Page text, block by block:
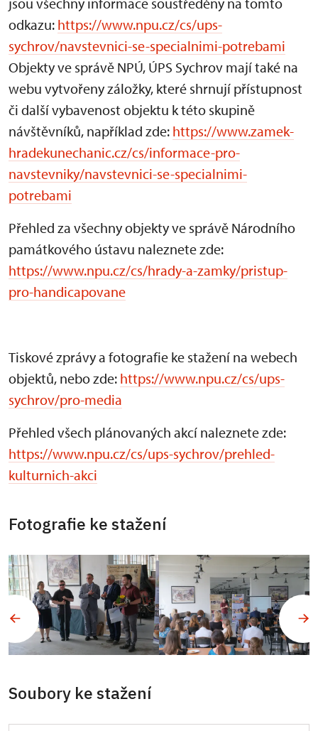
odkazu: https://www.npu.cz/cs/ups-
sychrov/navstevnici-se-specialnimi-potrebami
Objekty ve správě NPÚ, ÚPS Sychrov mají také na
webu vytvořeny záložky, které shrnují přístupnost
či další vybavenost objektu k této skupině
návštěvníků, například zde: https://www.zamek-
hradekunechanic.cz/cs/informace-pro-
navstevniky/navstevnici-se-specialnimi-
potrebami
Přehled za všechny objekty ve správě Národního
památkového ústavu naleznete zde:
https://www.npu.cz/cs/hrady-a-zamky/pristup-
pro-handicapovane
Tiskové zprávy a fotografie ke stažení na webech
objektů, nebo zde: https://www.npu.cz/cs/ups-
sychrov/pro-media
Přehled všech plánovaných akcí naleznete zde:
https://www.npu.cz/cs/ups-sychrov/prehled-
kulturnich-akci
Fotografie ke stažení
Soubory ke stažení